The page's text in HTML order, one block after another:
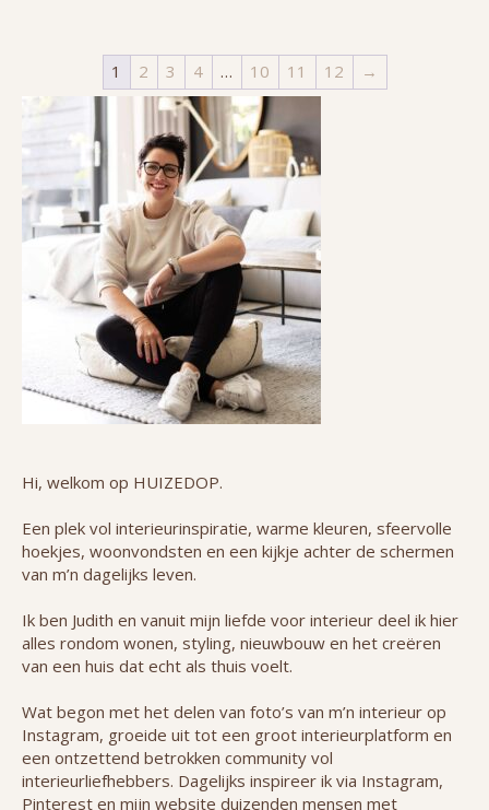
1 2 3 4 … 10 11 12 →
Hi, welkom op HUIZEDOP.
Een plek vol interieurinspiratie, warme kleuren, sfeervolle
hoekjes, woonvondsten en een kijkje achter de schermen
van m’n dagelijks leven.
Ik ben Judith en vanuit mijn liefde voor interieur deel ik hier
alles rondom wonen, styling, nieuwbouw en het creëren
van een huis dat echt als thuis voelt.
Wat begon met het delen van foto’s van m’n interieur op
Instagram, groeide uit tot een groot interieurplatform en
een ontzettend betrokken community vol
interieurliefhebbers. Dagelijks inspireer ik via Instagram,
Pinterest en mijn website duizenden mensen met